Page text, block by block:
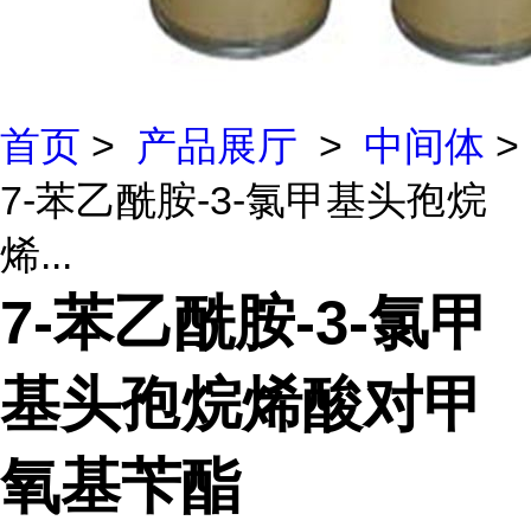
首页 > 产品展厅 > 中间体 >
7-苯乙酰胺-3-氯甲基头孢烷
烯...
7-苯乙酰胺-3-氯甲
基头孢烷烯酸对甲
氧基苄酯